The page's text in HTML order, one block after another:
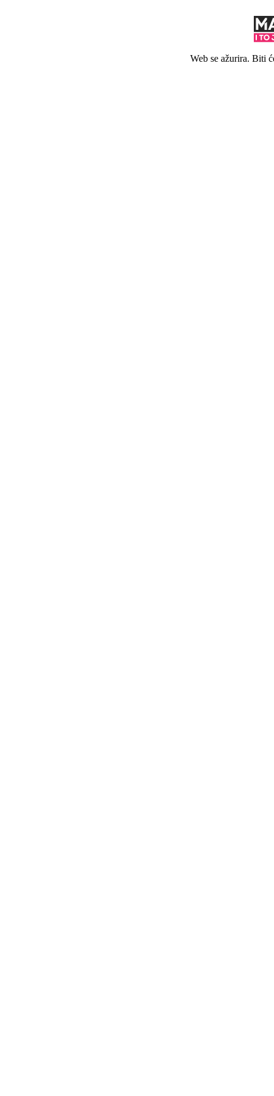
Web se ažurira. Biti